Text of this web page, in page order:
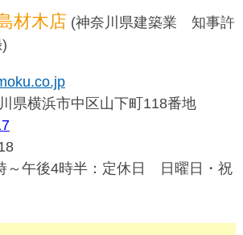
材木店 (神奈川県建築業 知事許
県横浜市中区山下町118番地
～午後4時半：定休日 日曜日・祝